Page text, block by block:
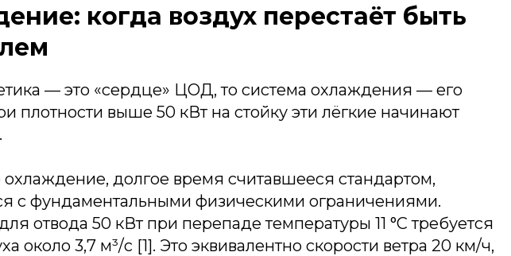
когда воздух перестаёт быть
— это «сердце» ЦОД, то система охлаждения — его
плотности выше 50 кВт на стойку эти лёгкие начинают
долгое время считавшееся стандартом,
с фундаментальными физическими ограничениями.
отвода 50 кВт при перепаде температуры 11 °C требуется
около 3,7 м³/с [1]. Это эквивалентно скорости ветра 20 км/ч,